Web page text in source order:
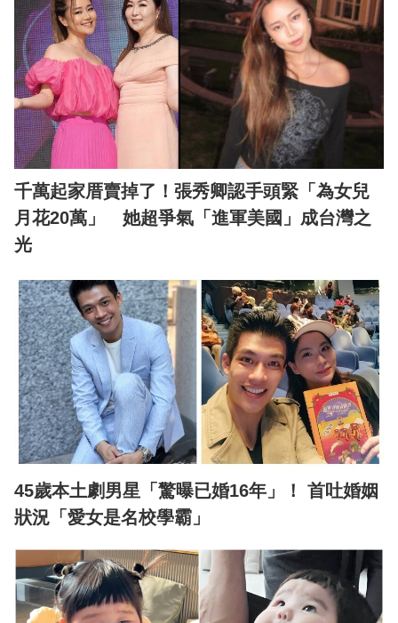
千萬起家厝賣掉了！張秀卿認手頭緊「為女兒
月花20萬」 她超爭氣「進軍美國」成台灣之
光
45歲本土劇男星「驚曝已婚16年」！ 首吐婚姻
狀況「愛女是名校學霸」